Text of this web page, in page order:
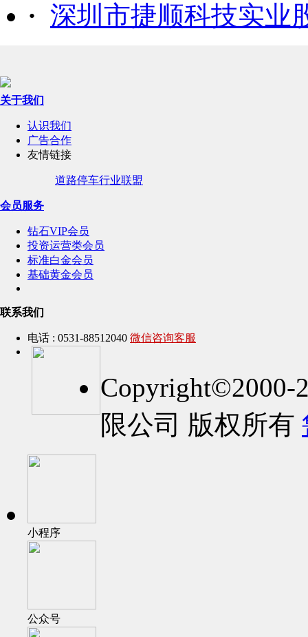
· 深圳市捷顺科技实业
关于我们
认识我们
广告合作
友情链接
道路停车行业联盟
会员服务
钻石VIP会员
投资运营类会员
标准白金会员
基础黄金会员
联系我们
电话 : 0531-88512040 微信咨询客服
Copyright©2000-
限公司 版权所有
小程序
公众号